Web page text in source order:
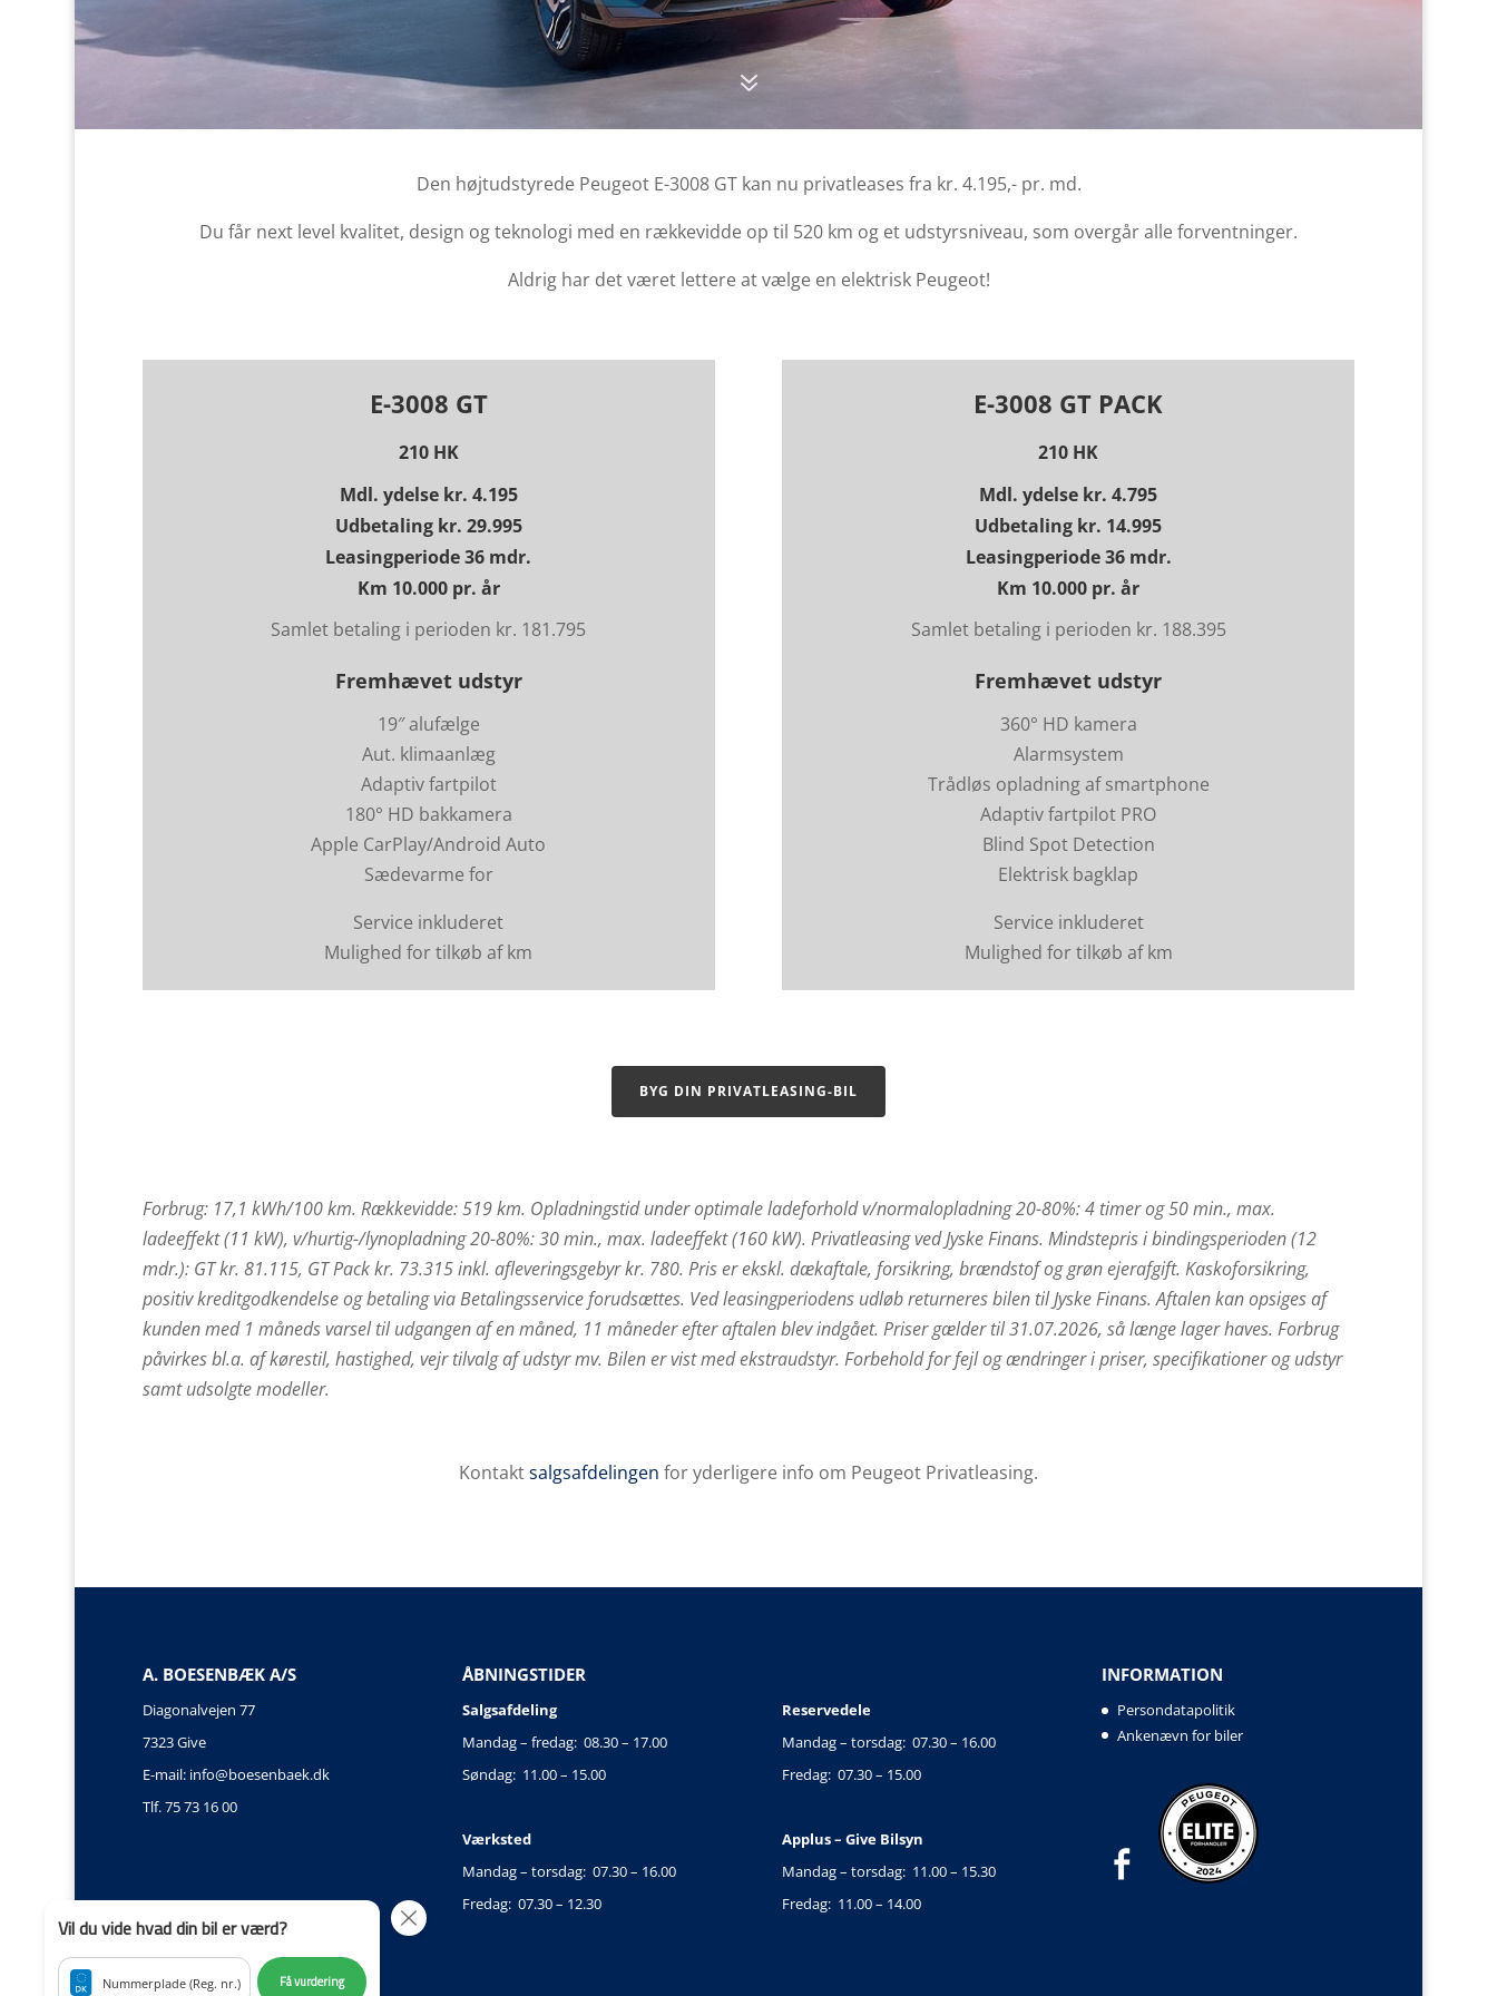
7
Den højtudstyrede Peugeot E-3008 GT kan nu privatleases fra kr. 4.195,- pr. md.
Du får next level kvalitet, design og teknologi med en rækkevidde op til 520 km og et udstyrsniveau, som overgår alle forventninger.
Aldrig har det været lettere at vælge en elektrisk Peugeot!
E-3008 GT
210 HK
Mdl. ydelse kr. 4.195
Udbetaling kr. 29.995
Leasingperiode 36 mdr.
Km 10.000 pr. år
Samlet betaling i perioden kr. 181.795
Fremhævet udstyr
19″ alufælge
Aut. klimaanlæg
Adaptiv fartpilot
180° HD bakkamera
Apple CarPlay/Android Auto
Sædevarme for
Service inkluderet
Mulighed for tilkøb af km
E-3008 GT PACK
210 HK
Mdl. ydelse kr. 4.795
Udbetaling kr. 14.995
Leasingperiode 36 mdr.
Km 10.000 pr. år
Samlet betaling i perioden kr. 188.395
Fremhævet udstyr
360° HD kamera
Alarmsystem
Trådløs opladning af smartphone
Adaptiv fartpilot PRO
Blind Spot Detection
Elektrisk bagklap
Service inkluderet
Mulighed for tilkøb af km
BYG DIN PRIVATLEASING-BIL
Forbrug: 17,1 kWh/100 km. Rækkevidde: 519 km. Opladningstid under optimale ladeforhold v/normalopladning 20-80%: 4 timer og 50 min., max.
ladeeffekt (11 kW), v/hurtig-/lynopladning 20-80%: 30 min., max. ladeeffekt (160 kW). Privatleasing ved Jyske Finans. Mindstepris i bindingsperioden (12
mdr.): GT kr. 81.115, GT Pack kr. 73.315 inkl. afleveringsgebyr kr. 780. Pris er ekskl. dækaftale, forsikring, brændstof og grøn ejerafgift. Kaskoforsikring,
positiv kreditgodkendelse og betaling via Betalingsservice forudsættes. Ved leasingperiodens udløb returneres bilen til Jyske Finans. Aftalen kan opsiges af
kunden med 1 måneds varsel til udgangen af en måned, 11 måneder efter aftalen blev indgået. Priser gælder til 31.07.2026, så længe lager haves. Forbrug
påvirkes bl.a. af kørestil, hastighed, vejr tilvalg af udstyr mv. Bilen er vist med ekstraudstyr. Forbehold for fejl og ændringer i priser, specifikationer og udstyr
samt udsolgte modeller.
Kontaktsalgsafdelingen for yderligere info om Peugeot Privatleasing.
A. BOESENBÆK A/S
Diagonalvejen 77
7323 Give
E-mail: info@boesenbaek.dk
Tlf. 75 73 16 00
ÅBNINGSTIDER
Salgsafdeling
Mandag – fredag: 08.30 – 17.00
Søndag: 11.00 – 15.00
Værksted
Mandag – torsdag: 07.30 – 16.00
Fredag: 07.30 – 12.30
Reservedele
Mandag – torsdag: 07.30 – 16.00
Fredag: 07.30 – 15.00
Applus – Give Bilsyn
Mandag – torsdag: 11.00 – 15.30
Fredag: 11.00 – 14.00
INFORMATION
Persondatapolitik
Ankenævn for biler
Vil du vide hvad din bil er værd?
Nummerplade (Reg. nr.) Få vurdering